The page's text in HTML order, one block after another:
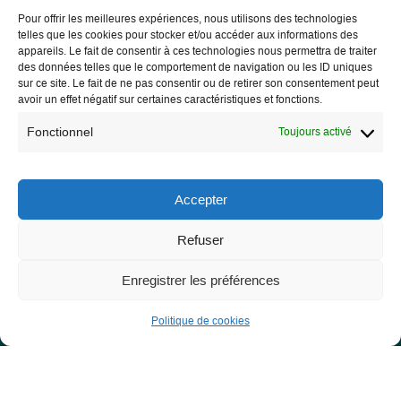
Pour offrir les meilleures expériences, nous utilisons des technologies
telles que les cookies pour stocker et/ou accéder aux informations des
appareils. Le fait de consentir à ces technologies nous permettra de traiter
des données telles que le comportement de navigation ou les ID uniques
sur ce site. Le fait de ne pas consentir ou de retirer son consentement peut
avoir un effet négatif sur certaines caractéristiques et fonctions.
Fonctionnel Toujours activé
Accepter
Refuser
Enregistrer les préférences
Politique de cookies
Les Libres Géographes